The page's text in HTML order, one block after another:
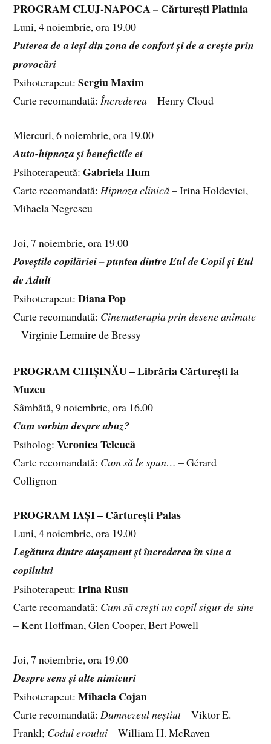
PROGRAM CLUJ-NAPOCA – Cărturești Platinia
Luni, 4 noiembrie, ora 19.00
Puterea de a ieși din zona de confort și de a crește prin
provocări
Psihoterapeut:Sergiu Maxim
Carte recomandată: Încrederea– Henry Cloud
Miercuri, 6 noiembrie, ora 19.00
Auto-hipnoza și beneficiile ei
Psihoterapeută:Gabriela Hum
Carte recomandată:Hipnoza clinică– Irina Holdevici,
Mihaela Negrescu
Joi, 7 noiembrie, ora 19.00
Poveștile copilăriei – puntea dintre Eul de Copil și Eul
de Adult
Psihoterapeut:Diana Pop
Carte recomandată: Cinematerapia prin desene animate
– Virginie Lemaire de Bressy
PROGRAM CHIȘINĂU – Librăria Cărturești la
Muzeu
Sâmbătă, 9 noiembrie, ora 16.00
Cum vorbim despre abuz?
Psiholog:Veronica Teleucă
Carte recomandată: Cum să le spun… – Gérard
Collignon
PROGRAM IAȘI – Cărturești Palas
Luni, 4 noiembrie, ora 19.00
Legătura dintre atașament și încrederea în sine a
copilului
Psihoterapeut:Irina Rusu
Carte recomandată: Cum să crești un copil sigur de sine
– Kent Hoffman, Glen Cooper, Bert Powell
Joi, 7 noiembrie, ora 19.00
Despre sens și alte nimicuri
Psihoterapeut:Mihaela Cojan
Carte recomandată: Dumnezeul neștiut– Viktor E.
Frankl; Codul eroului– William H. McRaven